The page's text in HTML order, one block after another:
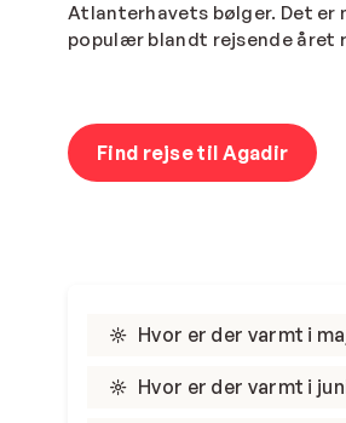
Atlanterhavets bølger. Det
populær blandt rejsende året
Find rejse til Agadir
Hvor er der varmt i
Hvor er der varmt i